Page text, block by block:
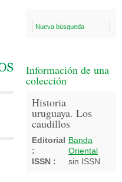
Nueva búsqueda
Información de una
colección
Historia
uruguaya. Los
caudillos
Editorial
:
Banda
Oriental
ISSN :
sin ISSN